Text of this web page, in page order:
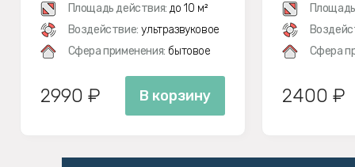
Площадь действия: до 10 м²
Воздействие: ультразвуковое
Сфера применения: бытовое
2990 ₽ В корзину
Сфера
2400 ₽